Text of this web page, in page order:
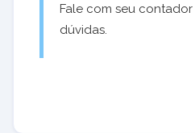
Fale com seu
dúvidas.